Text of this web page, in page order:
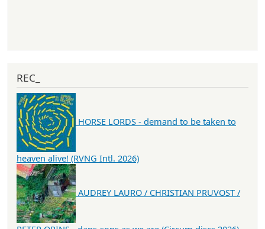
REC_
HORSE LORDS - demand to be taken to
heaven alive! (RVNG Intl. 2026)
AUDREY LAURO / CHRISTIAN PRUVOST /